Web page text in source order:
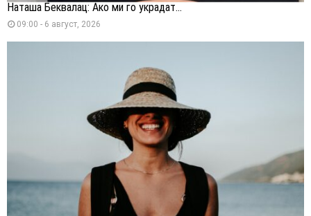
Наташа Беквалац: Ако ми го украдат...
09:00 - 6 август, 2026